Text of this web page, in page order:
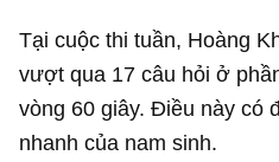
Tại cuộc thi tuần, Hoàng
vượt qua 17 câu hỏi ở
vòng 60 giây. Điều này có
nhanh của nam sinh.